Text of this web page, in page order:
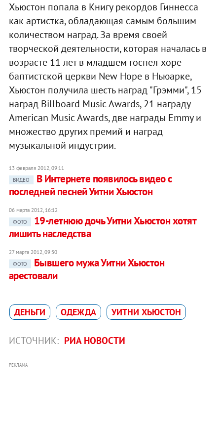
Хьюстон попала в Книгу рекордов Гиннесса
как артистка, обладающая самым большим
количеством наград. За время своей
творческой деятельности, которая началась в
возрасте 11 лет в младшем госпел-хоре
баптистской церкви New Hope в Ньюарке,
Хьюстон получила шесть наград "Грэмми", 15
наград Billboard Music Awards, 21 награду
American Music Awards, две награды Emmy и
множество других премий и наград
музыкальной индустрии.
13 февраля 2012, 09:11
ВИДЕО
В Интернете появилось видео с
последней песней Уитни Хьюстон‎
06 марта 2012, 16:12
ФОТО
19-летнюю дочь Уитни Хьюстон хотят
лишить наследства
27 марта 2012, 09:30
ФОТО
Бывшего мужа Уитни Хьюстон
арестовали
ДЕНЬГИ ОДЕЖДА УИТНИ ХЬЮСТОН
ИСТОЧНИК: РИА НОВОСТИ
РЕКЛАМА